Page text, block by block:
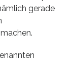
gerade